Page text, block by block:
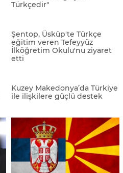
Arnavutluk Başbakanı Rama,
Makedonyalı Arnavut
liderlerle görüştü
Kaynaklar Bakanı Dönmez'i
kabul etti
Bölgede 2022'ye damga
vuran olaylar
Üsküp-İstanbul hattında
rekor